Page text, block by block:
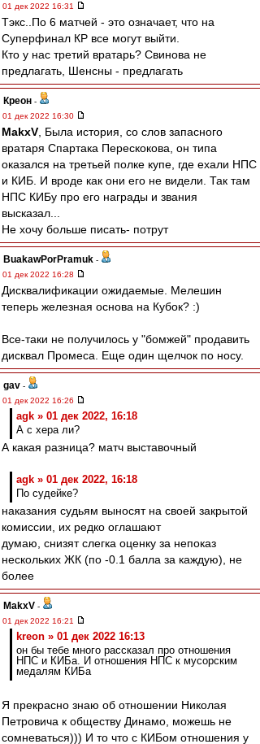
01 дек 2022 16:31
Тэкс..По 6 матчей - это означает, что на
Суперфинал КР все могут выйти.
Кто у нас третий вратарь? Свинова не
предлагать, Шенсны - предлагать
Креон -
01 дек 2022 16:30
MakxV , Была история, со слов запасного
вратаря Спартака Перескокова, он типа
оказался на третьей полке купе, где ехали НПС
и КИБ. И вроде как они его не видели. Так там
НПС КИБу про его награды и звания
высказал...
Не хочу больше писать- потрут
BuakawPorPramuk -
01 дек 2022 16:28
Дисквалификации ожидаемые. Мелешин
теперь железная основа на Кубок? :)
Все-таки не получилось у "бомжей" продавить
дисквал Промеса. Еще один щелчок по носу.
gav -
01 дек 2022 16:26
agk » 01 дек 2022, 16:18
А с хера ли?
А какая разница? матч выставочный
agk » 01 дек 2022, 16:18
По судейке?
наказания судьям выносят на своей закрытой
комиссии, их редко оглашают
думаю, снизят слегка оценку за непоказ
нескольких ЖК (по -0.1 балла за каждую), не
более
MakxV -
01 дек 2022 16:21
kreon » 01 дек 2022 16:13
он бы тебе много рассказал про отношения
НПС и КИБа. И отношения НПС к мусорским
медалям КИБа
Я прекрасно знаю об отношении Николая
Петровича к обществу Динамо, можешь не
сомневаться))) И то что с КИБом отношения у